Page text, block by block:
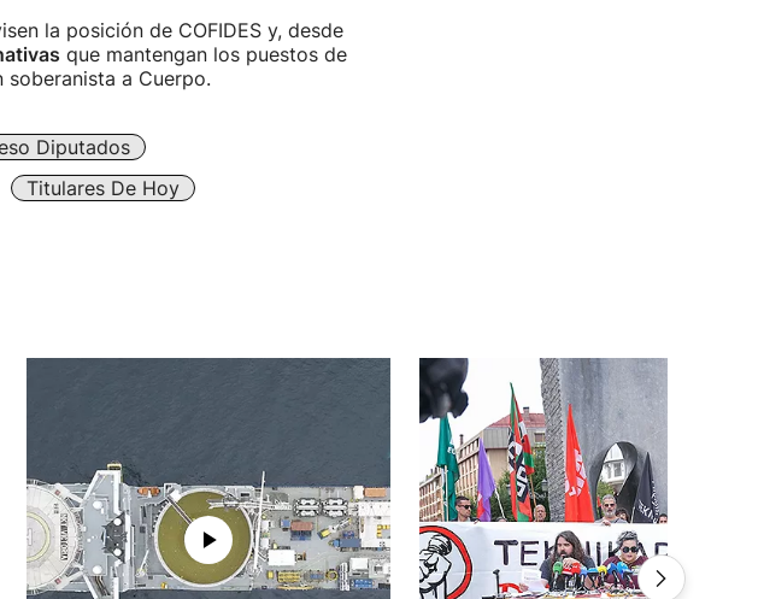
la posición de COFIDES y, desde
que mantengan los puestos de
a Cuerpo.
Diputados
Titulares De Hoy